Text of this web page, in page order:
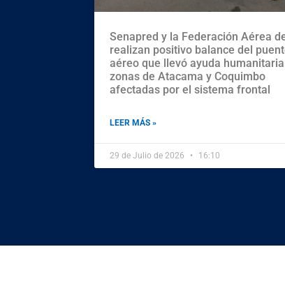
Senapred y la Federación Aérea
realizan positivo balance del
aéreo que llevó ayuda
zonas de Atacama y Coquimbo
afectadas por el sistema frontal
LEER MÁS »
29 de Julio de 2026 16:10